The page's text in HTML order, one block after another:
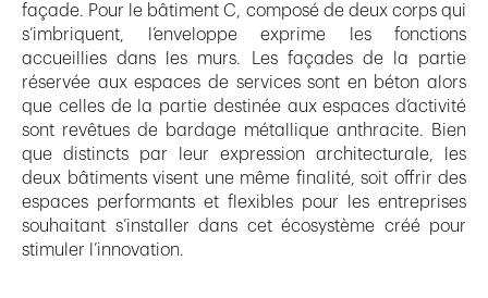
façade. Pour le bâtiment C, composé de deux corps qui
s’imbriquent, l’enveloppe exprime les fonctions
accueillies dans les murs. Les façades de la partie
réservée aux espaces de services sont en béton alors
que celles de la partie destinée aux espaces d’activité
sont revêtues de bardage métallique anthracite. Bien
que distincts par leur expression architecturale, les
deux bâtiments visent une même finalité, soit offrir des
espaces performants et flexibles pour les entreprises
souhaitant s’installer dans cet écosystème créé pour
stimuler l’innovation.